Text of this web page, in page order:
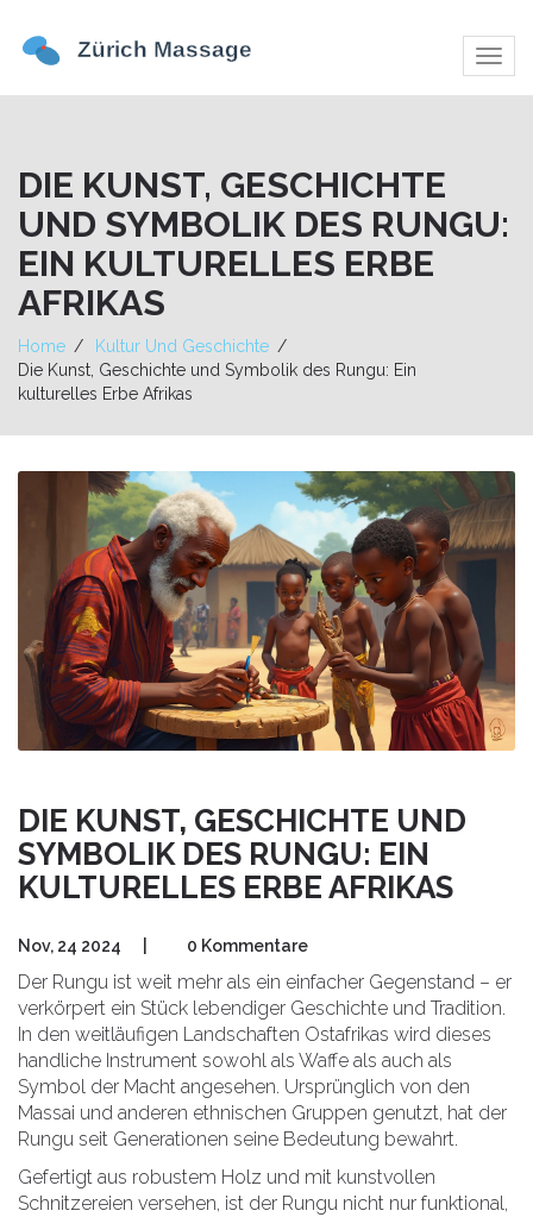
DIE KUNST, GESCHICHTE
UND SYMBOLIK DES RUNGU:
EIN KULTURELLES ERBE
AFRIKAS
Home
Kultur Und Geschichte
Die Kunst, Geschichte und Symbolik des Rungu: Ein
kulturelles Erbe Afrikas
DIE KUNST, GESCHICHTE UND
SYMBOLIK DES RUNGU: EIN
KULTURELLES ERBE AFRIKAS
Nov, 24 2024 0 Kommentare
Der Rungu ist weit mehr als ein einfacher Gegenstand – er
verkörpert ein Stück lebendiger Geschichte und Tradition.
In den weitläufigen Landschaften Ostafrikas wird dieses
handliche Instrument sowohl als Waffe als auch als
Symbol der Macht angesehen. Ursprünglich von den
Massai und anderen ethnischen Gruppen genutzt, hat der
Rungu seit Generationen seine Bedeutung bewahrt.
Gefertigt aus robustem Holz und mit kunstvollen
Schnitzereien versehen, ist der Rungu nicht nur funktional,